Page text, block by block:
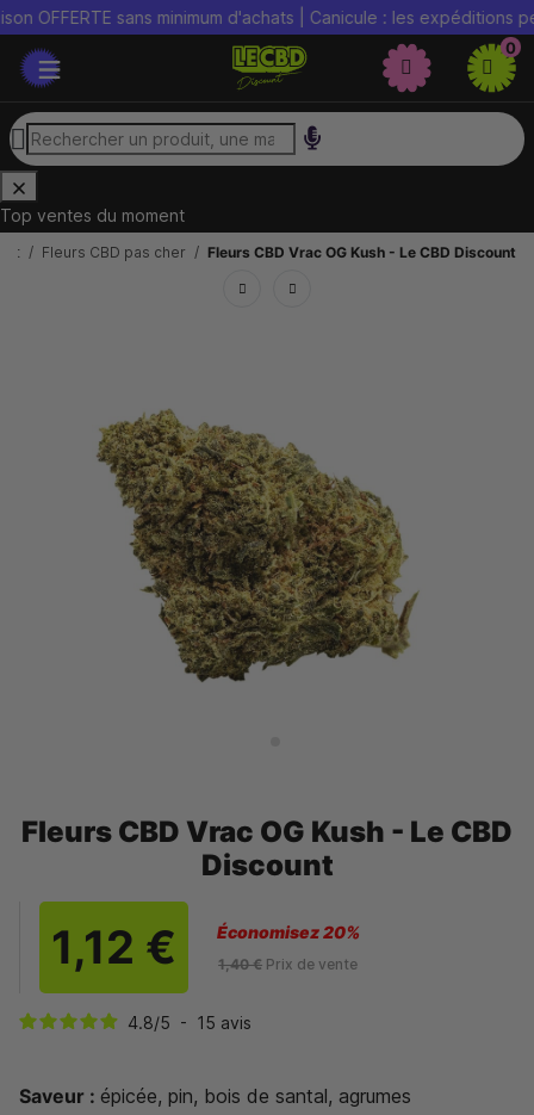
sans minimum d'achats | Canicule : les expéditions
0
Top ventes du moment
Fleurs CBD pas cher Fleurs CBD Vrac OG Kush - Le CBD Discount
Fleurs CBD Vrac OG Kush - Le CBD
Discount
1,12 € Économisez 20%
1,40 € Prix de vente
4.8/5 - 15 avis
Saveur : épicée, pin, bois de santal, agrumes